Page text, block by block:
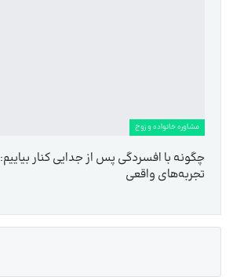
مشاوره خانواده و زوج
چگونه با افسردگی پس از جدایی کنار بیاییم:
تجربه‌های واقعی